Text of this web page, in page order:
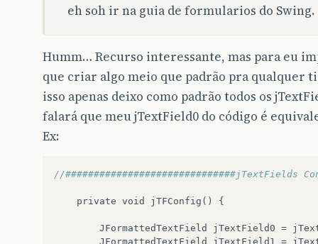
connect ();
+ "VALUES (" + Cod + ",'"
( SQLException
JOptionPane .showMessageDialog(null
}
disconnect
();
//clear();
//##############################jTextFields
private void jTFConfig () {
JFormattedTextField jTextField0 =
eh soh ir na guia de formularios do Swing.
Humm… Recurso interessante, mas para eu
que criar algo meio que padrão pra qualquer
isso apenas deixo como padrão todos os
falará que meu jTextField0 do código é
Ex:
//##############################jTextFields
private void jTFConfig () {
JFormattedTextField jTextField0 =
JFormattedTextField
jTextField1 =